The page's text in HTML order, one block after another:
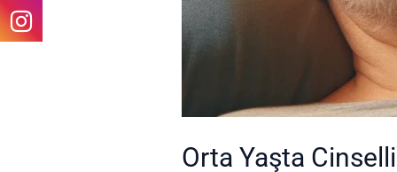
Orta Yaşta